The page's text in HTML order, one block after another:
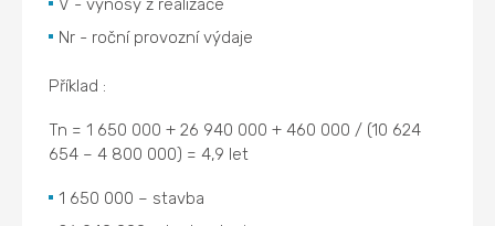
V - výnosy z realizace
Nr - roční provozní výdaje
Příklad :
Tn = 1 650 000 + 26 940 000 + 460 000 / (10 624
654 – 4 800 000) = 4,9 let
1 650 000 – stavba